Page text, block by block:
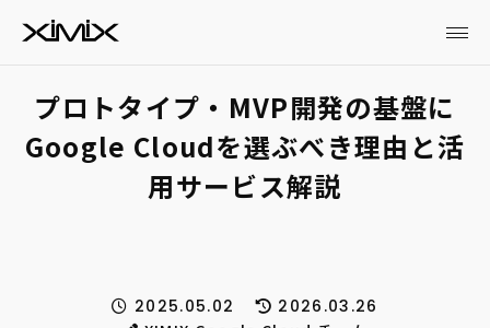
プロトタイプ・MVP開発の基盤に
Google Cloudを選ぶべき理由と活
用サービス解説
2025.05.02
2026.03.26